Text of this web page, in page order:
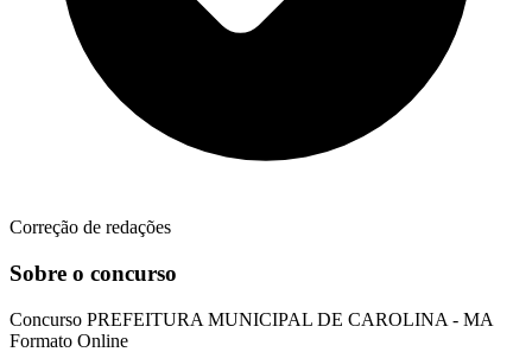
Correção de redações
Sobre o concurso
Concurso PREFEITURA MUNICIPAL DE CAROLINA - MA
Formato Online